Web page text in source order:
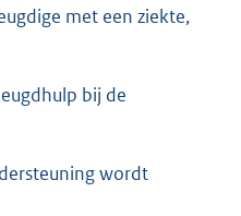
met een ziekte,
bij de
wordt